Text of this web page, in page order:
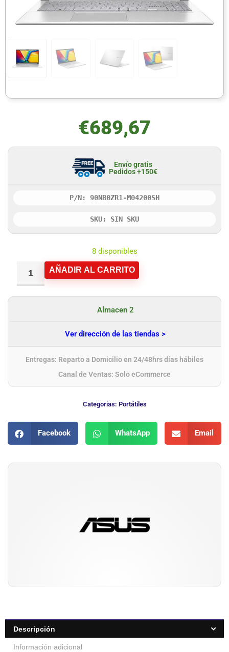
€689,67
Envío gratis
Pedidos +150€
P/N: 90NB0ZR1-M04200SH
SKU: SIN SKU
8 disponibles
AÑADIR AL CARRITO
Almacen 2
Ver dirección de las tiendas >
Entregas: Reparto a Domicilio en 24/48hrs días hábiles
Canal de Ventas: Solo eCommerce
Categorias: Portátiles
Facebook WhatsApp Email
Descripción
Información adicional